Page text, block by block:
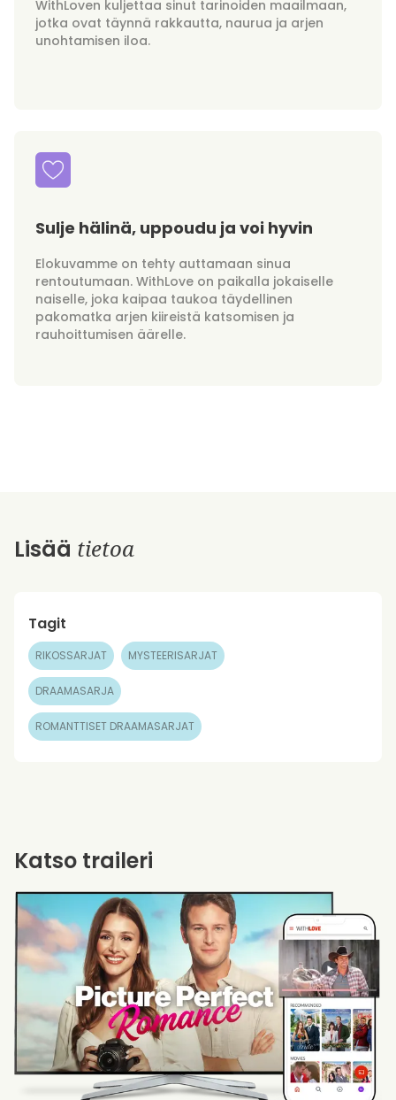
WithLoven kuljettaa sinut tarinoiden maailmaan,
jotka ovat täynnä rakkautta, naurua ja arjen
unohtamisen iloa.
Sulje hälinä, uppoudu ja voi hyvin
Elokuvamme on tehty auttamaan sinua
rentoutumaan. WithLove on paikalla jokaiselle
naiselle, joka kaipaa taukoa täydellinen
pakomatka arjen kiireistä katsomisen ja
rauhoittumisen äärelle.
Lisää tietoa
Tagit
RIKOSSARJAT MYSTEERISARJAT
DRAAMASARJA
ROMANTTISET DRAAMASARJAT
Katso traileri